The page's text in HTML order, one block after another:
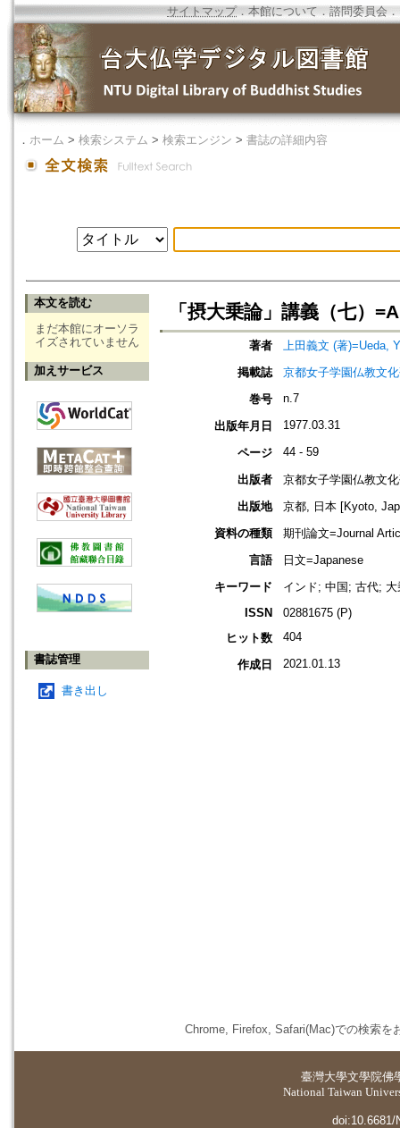
サイトマップ．本館について ． 諮問委員会 ．
． ホーム > 検索システム > 検索エンジン > 書誌の詳細内容
本文を読む
まだ本館にオーソラ
イズされていません
加えサービス
書誌管理
書き出し
「摂大乗論」講義（七）
著者
上田義文 (著)=Ueda,
掲載誌
京都女子学園仏教文
巻号
n.7
出版年月日 1977.03.31
ページ 44 - 59
出版者
京都女子学園仏教文
出版地
京都, 日本 [Kyoto,
資料の種類
期刊論文=Journal
言語
日文=Japanese
キーワード
インド; 中国; 古代;
ISSN
02881675 (P)
ヒット数
404
作成日 2021.01.13
Chrome, Firefox, Safari(Mac)での検索を
臺灣大學文學院佛
National Taiwan
doi:10.6681/